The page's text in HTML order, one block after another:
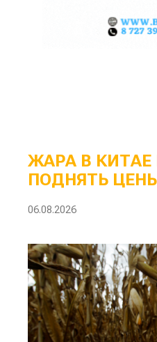
ЖАРА В
ПОДНЯТЬ
06.08.2026